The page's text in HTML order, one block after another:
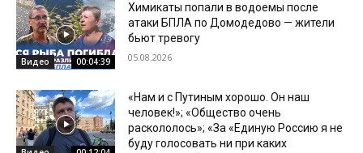
Видео 00:04:39
Химикаты попали в водоемы после
атаки БПЛА по Домодедово — жители
бьют тревогу
05.08.2026
«Нам и с Путиным хорошо. Он наш
человек!»; «Общество очень
раскололось»; «За «Единую Россию я не
буду голосовать ни при каких